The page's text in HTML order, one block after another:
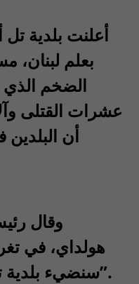
بعلم لبنان،
الضخم الذي
عشرات القتلى
أن
وقال
هولداي، في
سنضيء بلدية تل أبيب بالعلم اللبناني”.